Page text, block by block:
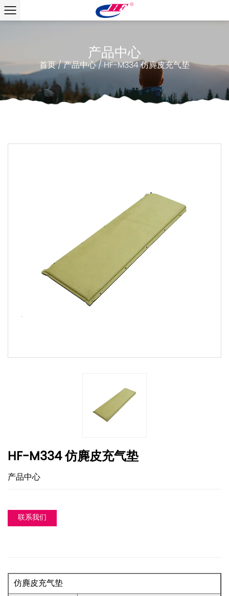
产品中心
首页/产品中心/HF-M334 仿麂皮充气垫
HF-M334 仿麂皮充气垫
产品中心
联系我们
仿麂皮充气垫